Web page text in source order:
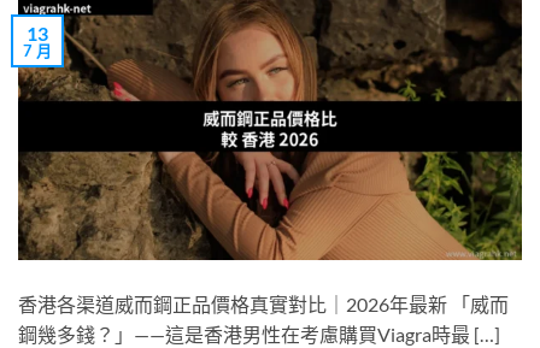
13
7 月
香港各渠道威而鋼正品價格真實對比｜2026年最新 「威而
鋼幾多錢？」——這是香港男性在考慮購買Viagra時最 […]